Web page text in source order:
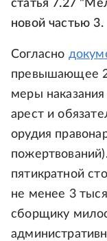
статья 7.27
новой частью 3.
Согласно
превышающее
меры
арест и
орудия
пятикратной
не менее 3
сборщику